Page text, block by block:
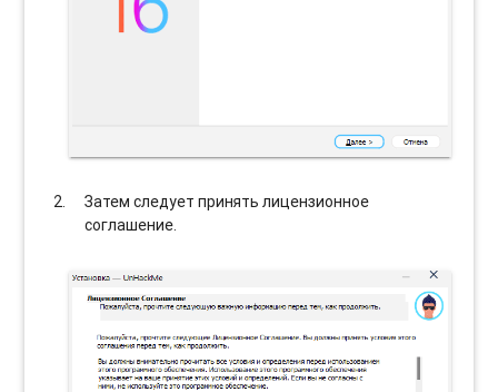
Затем следует принять лицензионное
соглашение.